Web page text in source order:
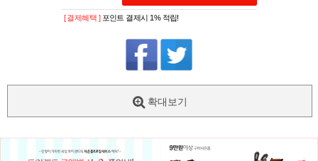
[ 결제혜택 ] 포인트 결제시 1% 적립!
확대보기